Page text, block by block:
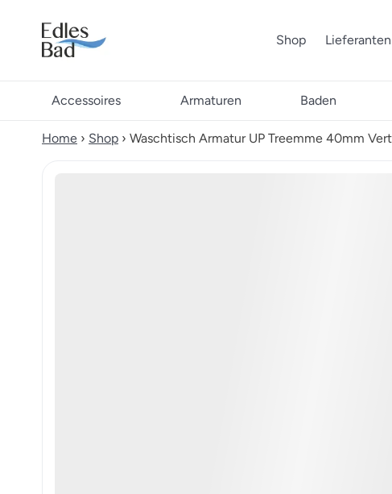
Shop Lieferanten
Accessoires Armaturen Baden
Home › Shop › Waschtisch Armatur UP Treemme 40mm